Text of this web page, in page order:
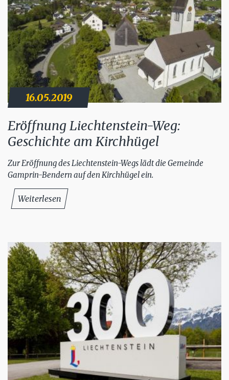
16.05.2019
Eröffnung Liechtenstein-Weg:
Geschichte am Kirchhügel
Zur Eröffnung des Liechtenstein-Wegs lädt die Gemeinde
Gamprin-Bendern auf den Kirchhügel ein.
Weiterlesen